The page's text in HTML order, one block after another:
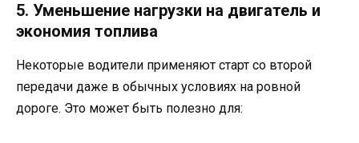
5. Уменьшение нагрузки на двигатель и
экономия топлива
Некоторые водители применяют старт со второй
передачи даже в обычных условиях на ровной
дороге. Это может быть полезно для: